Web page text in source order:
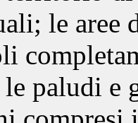
le aree
le paludi